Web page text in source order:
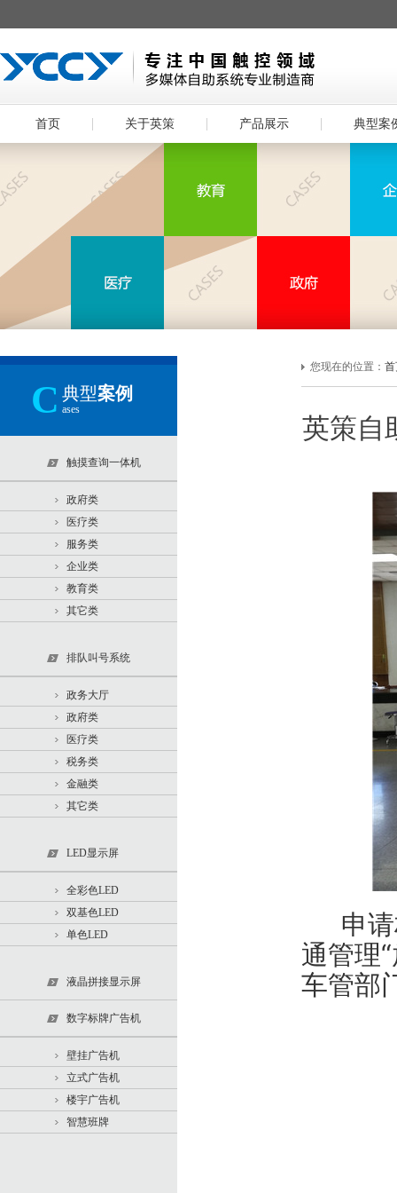
首页 关于英策 产品展示 典型案
C 典型案例
ases
触摸查询一体机
政府类
医疗类
服务类
企业类
教育类
其它类
排队叫号系统
政务大厅
政府类
医疗类
税务类
金融类
其它类
LED显示屏
全彩色LED
双基色LED
单色LED
液晶拼接显示屏
数字标牌广告机
壁挂广告机
立式广告机
楼宇广告机
智慧班牌
您现在的位置：
英策自
申请
通管理
车管部